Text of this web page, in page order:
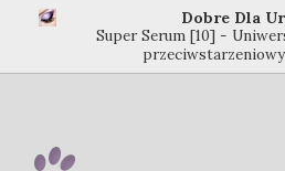
Dobre Dla
Super Serum [10] -